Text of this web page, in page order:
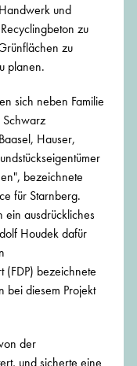
und
zu
zu
planen.
sich neben Familie
Hauser,
bezeichnete
für Starnberg.
ausdrückliches
Houdek dafür
(FDP) bezeichnete
bei diesem Projekt
der
und sicherte eine